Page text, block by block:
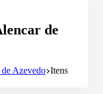
de
Azevedo Itens